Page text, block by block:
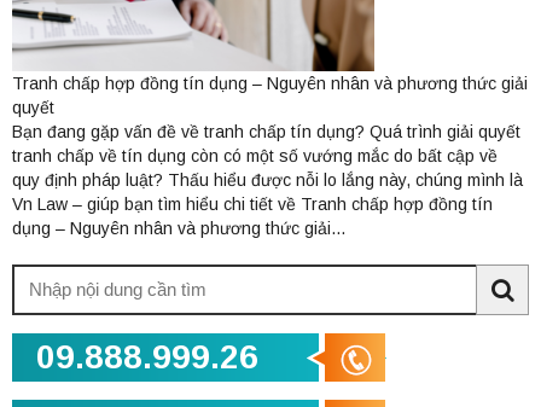
Tranh chấp hợp đồng tín dụng – Nguyên nhân và phương thức giải
quyết
Bạn đang gặp vấn đề về tranh chấp tín dụng? Quá trình giải quyết
tranh chấp về tín dụng còn có một số vướng mắc do bất cập về
quy định pháp luật? Thấu hiểu được nỗi lo lắng này, chúng mình là
Vn Law – giúp bạn tìm hiểu chi tiết về Tranh chấp hợp đồng tín
dụng – Nguyên nhân và phương thức giải...
kiếm:
09.888.999.26